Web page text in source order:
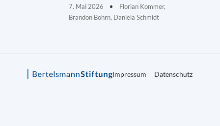
7. Mai 2026
Florian Kommer,
Brandon Bohrn, Daniela Schmidt
Impressum Datenschutz